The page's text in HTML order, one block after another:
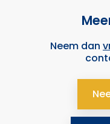
Neem dan